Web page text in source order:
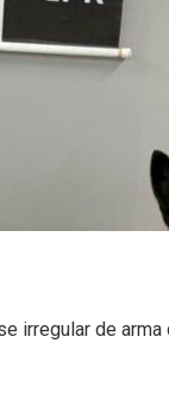
irregular de